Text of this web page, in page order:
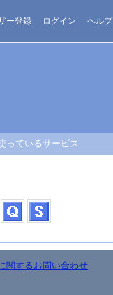
ー登録 ログイン ヘルプ
っているサービス
関するお問い合わせ